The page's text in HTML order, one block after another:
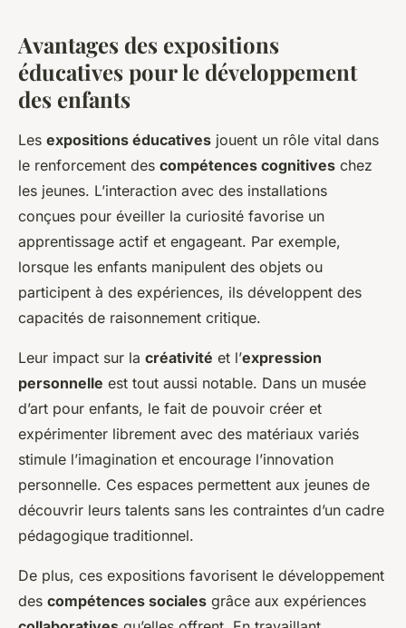
Avantages des expositions
éducatives pour le développement
des enfants
Les expositions éducatives jouent un rôle vital dans
le renforcement des compétences cognitives chez
les jeunes. L’interaction avec des installations
conçues pour éveiller la curiosité favorise un
apprentissage actif et engageant. Par exemple,
lorsque les enfants manipulent des objets ou
participent à des expériences, ils développent des
capacités de raisonnement critique.
Leur impact sur la créativité et l’expression
personnelle est tout aussi notable. Dans un musée
d’art pour enfants, le fait de pouvoir créer et
expérimenter librement avec des matériaux variés
stimule l’imagination et encourage l’innovation
personnelle. Ces espaces permettent aux jeunes de
découvrir leurs talents sans les contraintes d’un cadre
pédagogique traditionnel.
De plus, ces expositions favorisent le développement
des compétences sociales grâce aux expériences